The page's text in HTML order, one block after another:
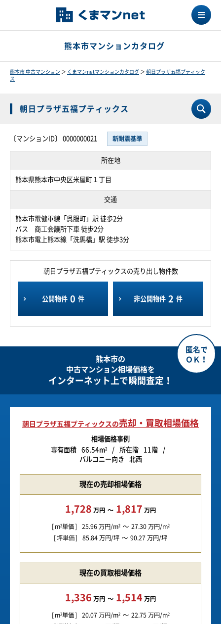
熊本市マンションカタログ
熊本市 中古マンション ＞ くまマンnetマンションカタログ ＞ 朝日プラザ五福プティック
ス
朝日プラザ五福プティックス
〔マンションID〕 0000000021 新耐震基準
所在地
熊本県熊本市中央区米屋町１丁目
交通
熊本市電健軍線「呉服町」駅 徒歩2分
バス 商工会議所下車 徒歩2分
熊本市電上熊本線「洗馬橋」駅 徒歩3分
朝日プラザ五福プティックスの売り出し物件数
公開物件 0 件 非公開物件 2 件
熊本市の
中古マンション相場価格を
インターネット上で瞬間査定！
朝日プラザ五福プティックスの売却・買取相場価格
相場価格事例
専有面積
66.54m2 所在階
11階
バルコニー向き
北西
現在の売却相場価格
1,728 万円 1,817 万円
m2単価 25.96 万円/m2 27.30 万円/m2
坪単価 85.84 万円/坪 90.27 万円/坪
現在の買取相場価格
1,336 万円 1,514 万円
m2単価 20.07 万円/m2 22.75 万円/m2